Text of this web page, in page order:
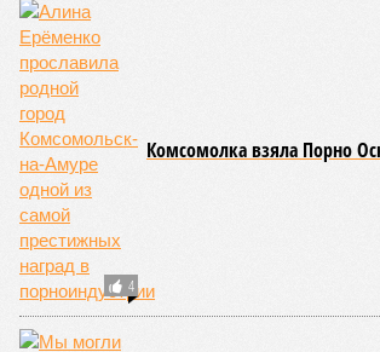
4
Комсомолка взяла Порно